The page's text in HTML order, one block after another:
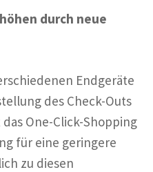
durch neue
Endgeräte
des Check-Outs
One-Click-Shopping
für eine geringere
zu diesen